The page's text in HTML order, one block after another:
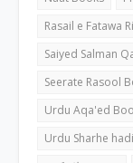
Rasail e Fatawa
Saiyed Salman
Seerate Rasool
Urdu Aqa'ed
Urdu Sharhe